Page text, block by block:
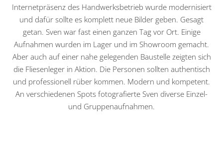
Internetpräsenz des Handwerksbetrieb wurde modernisiert
und dafür sollte es komplett neue Bilder geben. Gesagt
getan. Sven war fast einen ganzen Tag vor Ort. Einige
Aufnahmen wurden im Lager und im Showroom gemacht.
Aber auch auf einer nahe gelegenden Baustelle zeigten sich
die Fliesenleger in Aktion. Die Personen sollten authentisch
und professionell rüber kommen. Modern und kompetent.
An verschiedenen Spots fotografierte Sven diverse Einzel-
und Gruppenaufnahmen.